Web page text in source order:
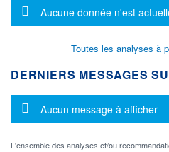
Message d'information
Aucune donnée n'est
Toutes les analyses à
DERNIERS MESSAGES
Message d'information
Aucun message à afficher
L'ensemble des analyses et/ou